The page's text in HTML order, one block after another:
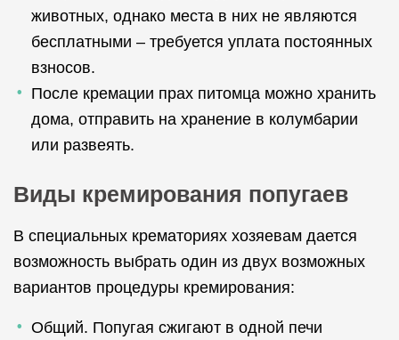
животных, однако места в них не являются
бесплатными – требуется уплата постоянных
взносов.
После кремации прах питомца можно хранить
дома, отправить на хранение в колумбарии
или развеять.
Виды кремирования попугаев
В специальных крематориях хозяевам дается
возможность выбрать один из двух возможных
вариантов процедуры кремирования:
Общий. Попугая сжигают в одной печи